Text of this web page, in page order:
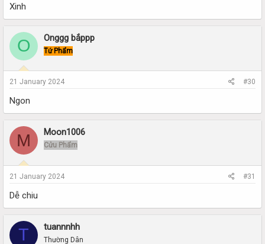
Xinh
O Onggg bắppp
Tứ Phẩm
21 January 2024 #30
Ngon
M Moon1006
Cửu Phẩm
21 January 2024 #31
Dễ chiu
T tuannnhh
Thường Dân